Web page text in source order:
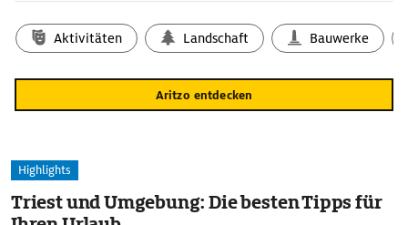
Aktivitäten Landschaft Bauwerke
Aritzo entdecken
Highlights
Triest und Umgebung: Die besten Tipps für